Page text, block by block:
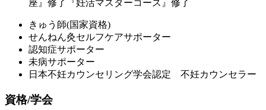
座』修了『妊活マスターコース』修了
きゅう師(国家資格)
せんねん灸セルフケアサポーター
認知症サポーター
未病サポーター
日本不妊カウンセリング学会認定 不妊カウンセラー
資格/学会